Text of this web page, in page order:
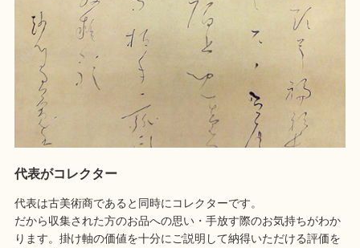
代表がコレクター
代表は古美術商であると同時にコレクターです。
だから収集された方のお品への思い・手放す際のお気持ちがわか
ります。掛け軸の価値を十分にご説明して納得いただける評価を